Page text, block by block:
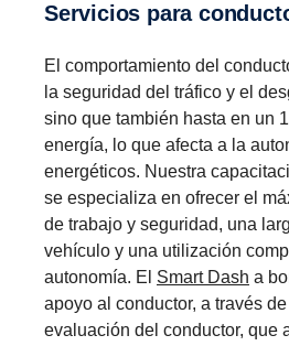
Servicios para
El comportamiento del
la seguridad del tráfico y el
sino que también hasta en un
energía, lo que afecta a la
energéticos. Nuestra
se especializa en ofrecer el
de trabajo y seguridad, una
vehículo y una utilización
autonomía. El Smart Dash a
apoyo al conductor, a través
evaluación del conductor, que